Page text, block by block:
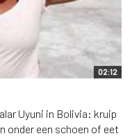
02:12
Uyuni in Bolivia: kruip
onder een schoen of eet